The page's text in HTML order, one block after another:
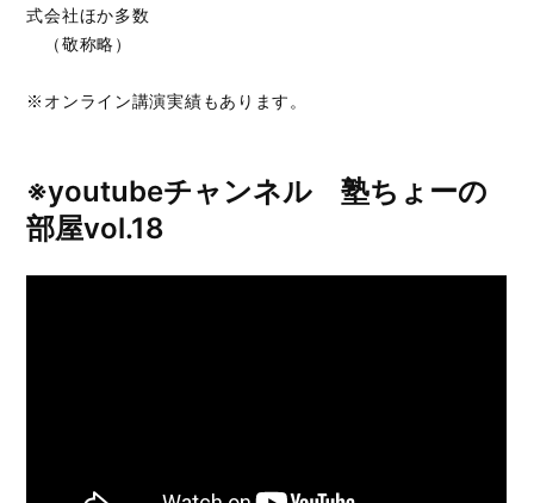
式会社ほか多数
（敬称略）
※オンライン講演実績もあります。
※youtubeチャンネル 塾ちょーの
部屋vol.18